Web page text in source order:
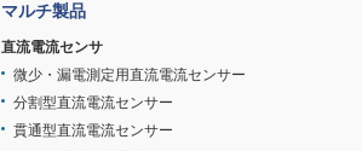
マルチ製品
直流電流センサ
微少・漏電測定用直流電流センサー
分割型直流電流センサー
貫通型直流電流センサー